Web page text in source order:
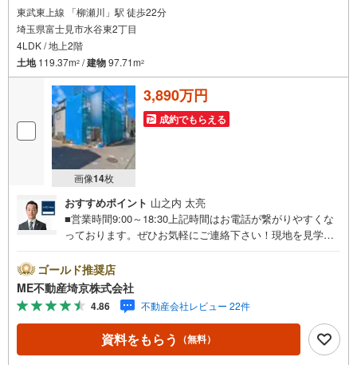
東武東上線 「柳瀬川」駅 徒歩22分
埼玉県富士見市水谷東2丁目
4LDK / 地上2階
土地119.37m2 /建物97.71m2
画像14枚
3,890万円
成約でもらえる
おすすめポイント 山之内 太亮
■営業時間9:00～18:30上記時間はお電話が繋がりやすくな
っております。ぜひお気軽にご連絡下さい！現地を見学さ
ご希望の日時をご記入いただけますとスムーズにご案内が
可能です。■ご来店特典1.ご見学、ご来店後にアンケート記
入でもれなく3、000円のQUOカードプレゼント（1組様1回
限り後日郵送）2.未公開の物件情報をご紹介3.不動産ご購
入、ご売却、太陽光発電システムご検討中のお客様、ご紹
介でもれなくQUOカード3、000円分プレゼント更にご紹介
ゴールド推奨店
ME不動産埼京株式会社
4.86 不動産会社レビュー 22件
資料をもらう （無料）